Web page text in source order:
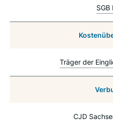
SGB
Träger der
CJD